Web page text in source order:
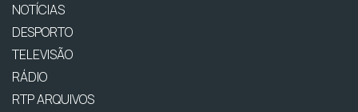
NOTÍCIAS
DESPORTO
TELEVISÃO
RÁDIO
RTP ARQUIVOS